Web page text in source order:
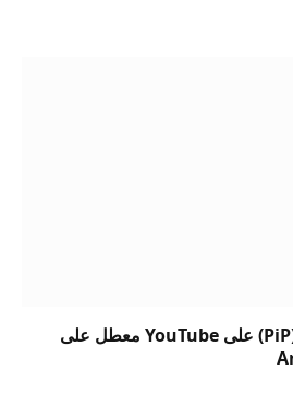
وضع صورة داخل صورة (PiP) على YouTube معطل على